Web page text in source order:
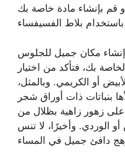
قم بإنشاء مادة خاصة بك
مكان جميل للجلوس
بك، فتأكد من اختيار
أو الكريمي. وبالمثل،
بنباتات ذات أوراق شجر
زهور زاهية بظلال من
أو الوردي. وأخيرًا، لا تنس